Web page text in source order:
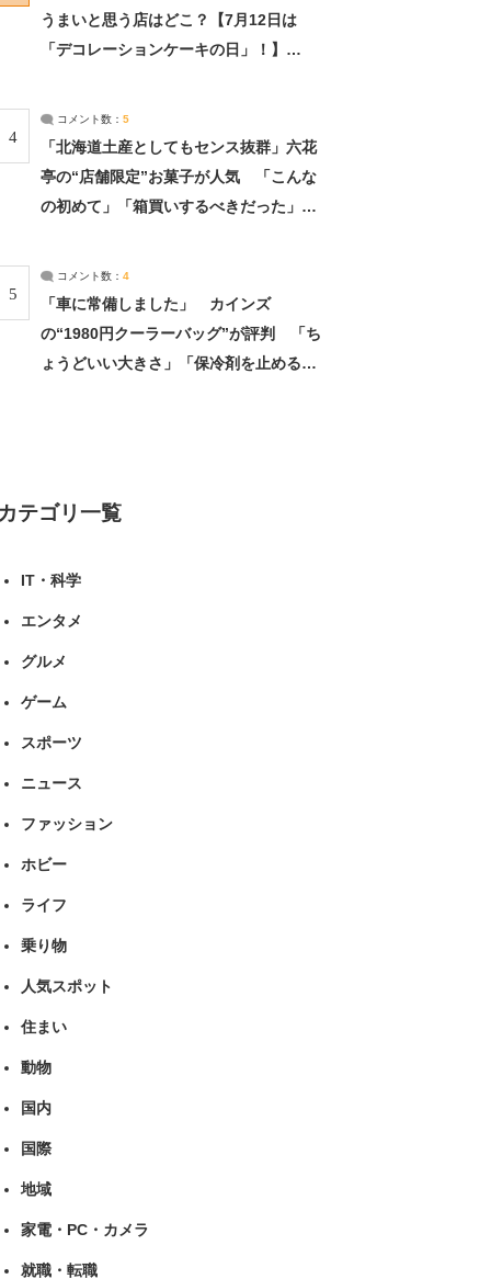
うまいと思う店はどこ？【7月12日は
「デコレーションケーキの日」！】
4
コメント数： 5
「北海道土産としてもセンス抜群」六花
亭の“店舗限定”お菓子が人気 「こんな
の初めて」「箱買いするべきだった」
5
コメント数： 4
「車に常備しました」 カインズ
の“1980円クーラーバッグ”が評判 「ち
ょうどいい大きさ」「保冷剤を止めるベ
カテゴリ一覧
IT・科学
エンタメ
グルメ
ゲーム
スポーツ
ニュース
ファッション
ホビー
ライフ
乗り物
人気スポット
住まい
動物
国内
国際
地域
家電・PC・カメラ
就職・転職